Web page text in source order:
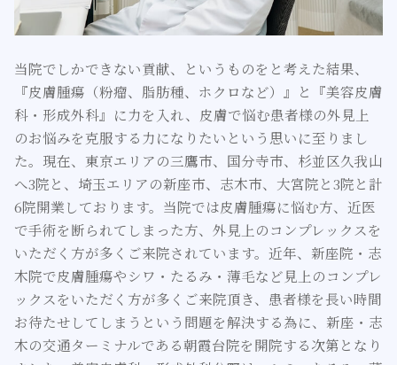
当院でしかできない貢献、というものをと考えた結果、
『皮膚腫瘍（粉瘤、脂肪種、ホクロなど）』と『美容皮膚
科・形成外科』に力を入れ、皮膚で悩む患者様の外見上
のお悩みを克服する力になりたいという思いに至りまし
た。現在、東京エリアの三鷹市、国分寺市、杉並区久我山
へ3院と、埼玉エリアの新座市、志木市、大宮院と3院と計
6院開業しております。当院では皮膚腫瘍に悩む方、近医
で手術を断られてしまった方、外見上のコンプレックスを
いただく方が多くご来院されています。近年、新座院・志
木院で皮膚腫瘍やシワ・たるみ・薄毛など見上のコンプレ
ックスをいただく方が多くご来院頂き、患者様を長い時間
お待たせしてしまうという問題を解決する為に、新座・志
木の交通ターミナルである朝霞台院を開院する次第となり